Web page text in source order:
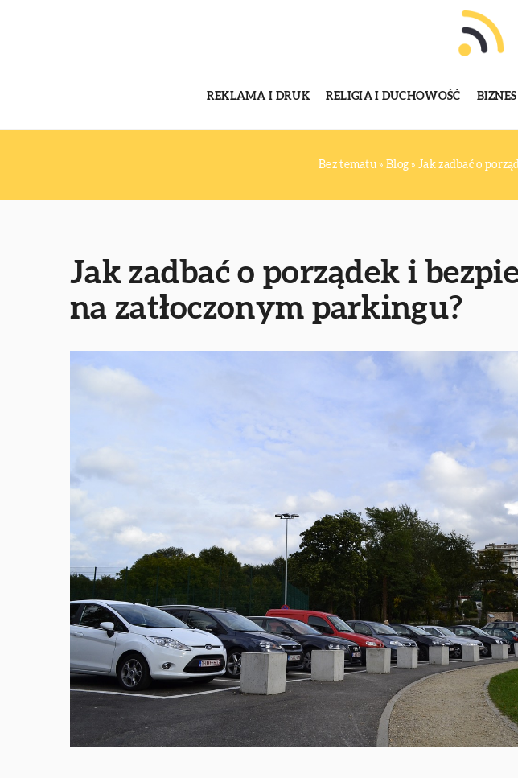
REKLAMA I DRUK RELIGIA I DUCHOWOŚĆ BIZNES
Bez tematu » Blog »Jak zadbać o
Jak zadbać o porządek i
na zatłoczonym parkingu?